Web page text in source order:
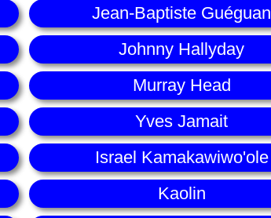
Jean-Baptiste Guéguan
Johnny Hallyday
Murray Head
Yves Jamait
Israel Kamakawiwo'ole
Kaolin